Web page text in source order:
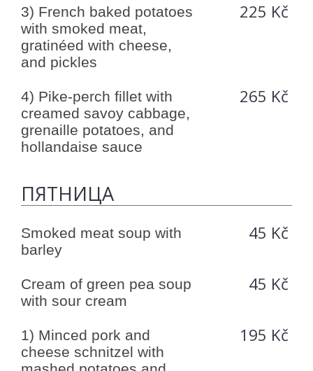
3) French baked potatoes
with smoked meat,
gratinéed with cheese,
and pickles
225 Kč
4) Pike-perch fillet with
creamed savoy cabbage,
grenaille potatoes, and
hollandaise sauce
265 Kč
ПЯТНИЦА
Smoked meat soup with
barley
45 Kč
Cream of green pea soup
with sour cream
45 Kč
1) Minced pork and
cheese schnitzel with
195 Kč